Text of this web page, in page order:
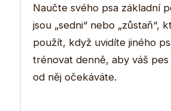
Naučte svého psa základní
jsou „sedni“ nebo „zůstaň“,
použít, když uvidíte jiného
trénovat denně, aby váš
od něj očekáváte.